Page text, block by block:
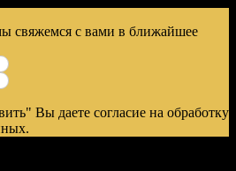
свяжемся с вами в ближайшее
Вы даете согласие на обработку